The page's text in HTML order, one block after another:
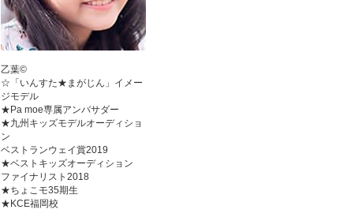
乙葉©
☆「いんすた★まがじん」イメー
ジモデル
★Pa moe専属アンバサダー
★九州キッズモデルオーディショ
ン
ベストランウェイ賞2019
★ベストキッズオーディション
ファイナリスト2018
★ちょこモ35期生
★KCE福岡校